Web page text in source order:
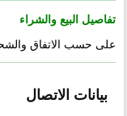
تفاصيل البيع والشراء
على حسب الاتفاق
بيانات الاتصال